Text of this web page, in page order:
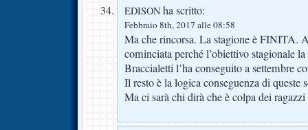
EDISON ha scritto:
Febbraio 8th, 2017 alle 08:58
Ma che rincorsa. La stagione è FINITA.
cominciata perché l’obiettivo stagionale
Braccialetti l’ha conseguito a settembre
Il resto è la logica conseguenza di queste
Ma ci sarà chi dirà che è colpa dei